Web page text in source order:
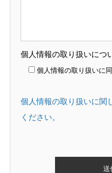
個人情報の取り扱いにつ
個人情報の取り扱いに
個人情報の取り扱いに関
ください。